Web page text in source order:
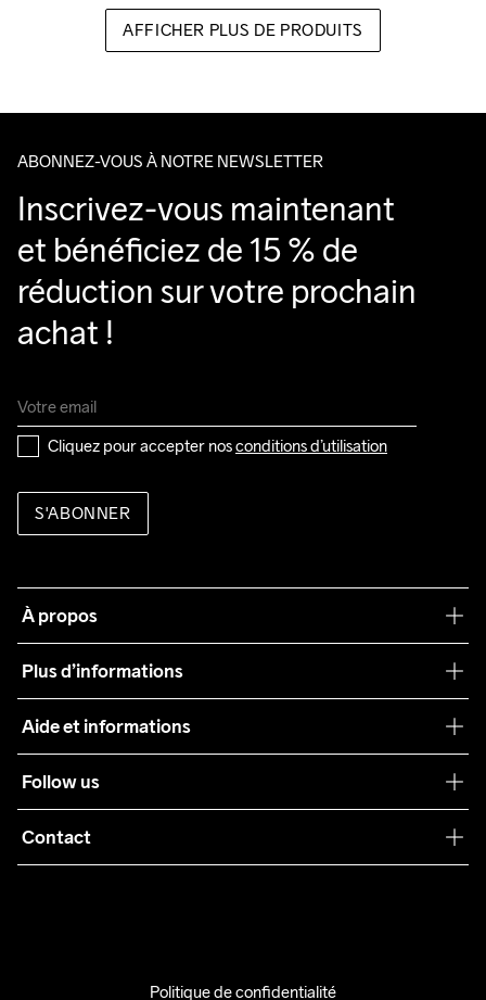
AFFICHER PLUS DE PRODUITS
ABONNEZ-VOUS À NOTRE NEWSLETTER
Inscrivez-vous maintenant
et bénéficiez de 15 % de
réduction sur votre prochain
achat !
Cliquez pour accepter nos conditions d’utilisation
S'ABONNER
À propos
Plus d’informations
Teamwear
Durabilité
Collaborations
Aide et informations
Conditions générales
Retours
Follow us
Contact
Politique de confidentialité